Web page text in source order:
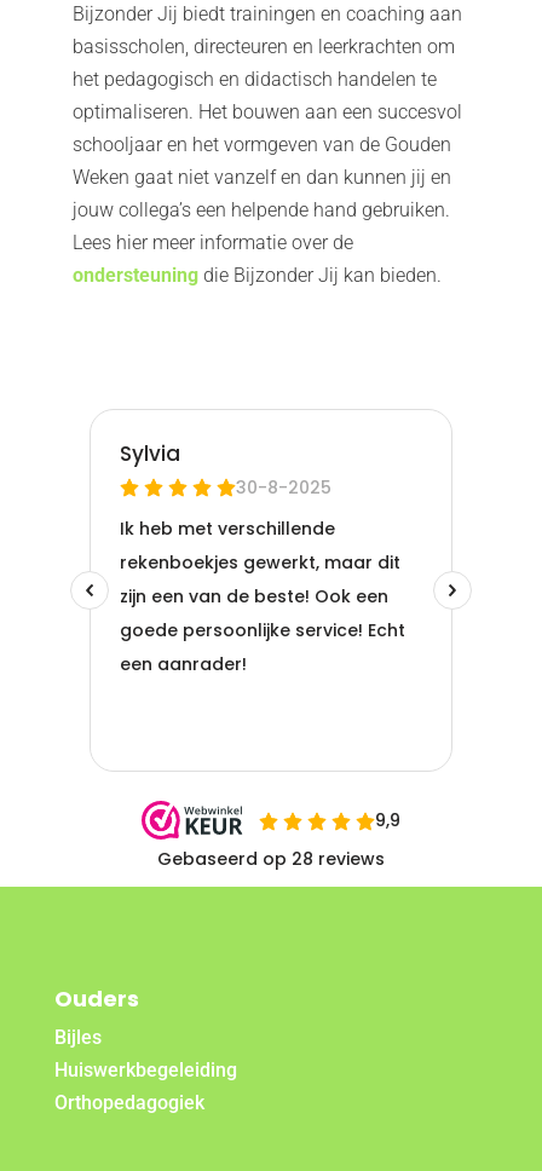
Bijzonder Jij biedt trainingen en coaching aan
basisscholen, directeuren en leerkrachten om
het pedagogisch en didactisch handelen te
optimaliseren. Het bouwen aan een succesvol
schooljaar en het vormgeven van de Gouden
Weken gaat niet vanzelf en dan kunnen jij en
jouw collega’s een helpende hand gebruiken.
Lees hier meer informatie over de
ondersteuningdie Bijzonder Jij kan bieden.
Ouders
Bijles
Huiswerkbegeleiding
Orthopedagogiek